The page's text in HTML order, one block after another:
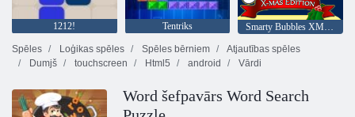
1212! Tentriks
Smarty Bubbles XMas Edition
Spēles
Loģikas spēles Spēles bērniem
Atjautības spēles
Dumjš
touchscreen Html5 android Vārdi
Word šefpavārs Word Search